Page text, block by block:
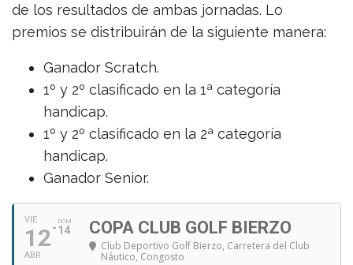
de los resultados de ambas jornadas. Lo
premios se distribuirán de la siguiente manera:
Ganador Scratch.
1º y 2º clasificado en la 1ª categoría
handicap.
1º y 2º clasificado en la 2ª categoría
handicap.
Ganador Senior.
VIE
12
ABR
DOM
14 COPA CLUB GOLF BIERZO
Club Deportivo Golf Bierzo, Carretera del Club
Náutico, Congosto